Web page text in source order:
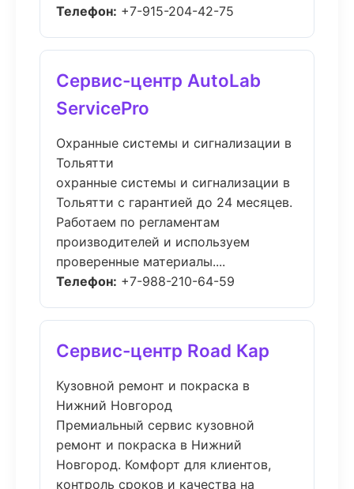
Телефон: +7-915-204-42-75
Сервис-центр AutoLab
ServicePro
Охранные системы и сигнализации в
Тольятти
охранные системы и сигнализации в
Тольятти с гарантией до 24 месяцев.
Работаем по регламентам
производителей и используем
проверенные материалы....
Телефон: +7-988-210-64-59
Сервис-центр Road Кар
Кузовной ремонт и покраска в
Нижний Новгород
Премиальный сервис кузовной
ремонт и покраска в Нижний
Новгород. Комфорт для клиентов,
контроль сроков и качества на